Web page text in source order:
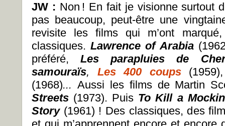
JW : Non ! En fait je visionne surtout
pas beaucoup, peut-être une
revisite les films qui m’ont
classiques.Lawrence of Arabia
préféré,Les parapluies de
samouraïs, Les 400 coups
(1968)... Aussi les films de Martin
Streets (1973). Puis To Kill a
Story(1961) ! Des classiques, des